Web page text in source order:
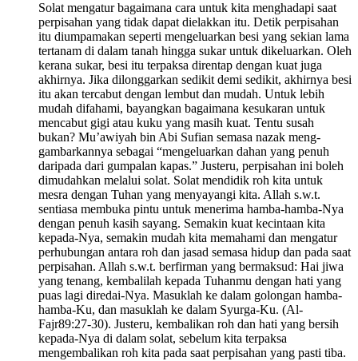
Solat mengatur bagaimana cara untuk kita menghadapi saat
perpisahan yang tidak dapat dielakkan itu. Detik perpisahan
itu diumpamakan seperti mengeluarkan besi yang sekian lama
tertanam di dalam tanah hingga sukar untuk dikeluarkan. Oleh
kerana sukar, besi itu terpaksa direntap dengan kuat juga
akhirnya. Jika dilonggarkan sedikit demi sedikit, akhirnya besi
itu akan tercabut dengan lembut dan mudah. Untuk lebih
mudah difahami, bayangkan bagaimana kesukaran untuk
mencabut gigi atau kuku yang masih kuat. Tentu susah
bukan? Mu’awiyah bin Abi Sufian semasa nazak meng-
gambarkannya sebagai “mengeluarkan dahan yang penuh
daripada dari gumpalan kapas.” Justeru, perpisahan ini boleh
dimudahkan melalui solat. Solat mendidik roh kita untuk
mesra dengan Tuhan yang menyayangi kita. Allah s.w.t.
sentiasa membuka pintu untuk menerima hamba-hamba-Nya
dengan penuh kasih sayang. Semakin kuat kecintaan kita
kepada-Nya, semakin mudah kita memahami dan mengatur
perhubungan antara roh dan jasad semasa hidup dan pada saat
perpisahan. Allah s.w.t. berfirman yang bermaksud: Hai jiwa
yang tenang, kembalilah kepada Tuhanmu dengan hati yang
puas lagi diredai-Nya. Masuklah ke dalam golongan hamba-
hamba-Ku, dan masuklah ke dalam Syurga-Ku. (Al-
Fajr89:27-30). Justeru, kembalikan roh dan hati yang bersih
kepada-Nya di dalam solat, sebelum kita terpaksa
mengembalikan roh kita pada saat perpisahan yang pasti tiba.